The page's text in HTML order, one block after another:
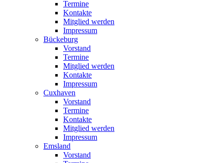
Termine
Kontakte
Mitglied werden
Impressum
Bückeburg
Vorstand
Termine
Mitglied werden
Kontakte
Impressum
Cuxhaven
Vorstand
Termine
Kontakte
Mitglied werden
Impressum
Emsland
Vorstand